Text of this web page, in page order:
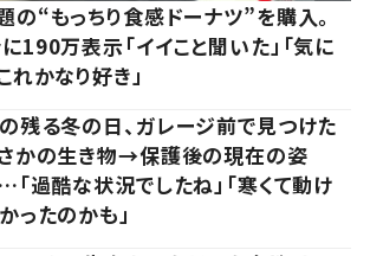
の“もっちり食感ドーナツ”を購入。
万表示「イイこと聞いた」「気に
れかなり好き」
残る冬の日、ガレージ前で見つけた
かの生き物→保護後の現在の姿
「過酷な状況でしたね」「寒くて動け
ったのかも」